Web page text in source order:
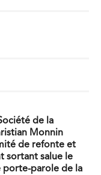
de la
Monnin
de refonte et
sortant salue le
porte-parole de la